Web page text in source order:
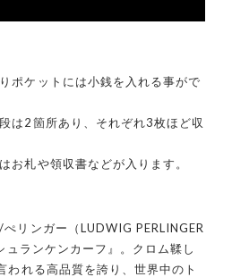
ポケットには小銭を入れる事がで
は2箇所あり、それぞれ3枚ほど収
お札や領収書などが入ります。
リンガー（LUDWIG PERLINGER
ランケンカーフ』。クロム鞣し
われる高品質を誇り、世界中のト